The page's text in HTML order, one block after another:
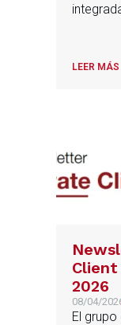
LEER MÁS
Client
2026
08/04/
El